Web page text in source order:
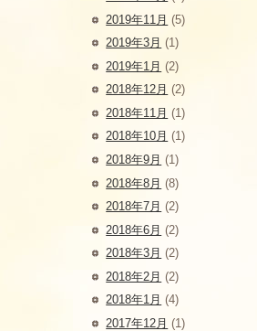
2019年11月 (5)
2019年3月 (1)
2019年1月 (2)
2018年12月 (2)
2018年11月 (1)
2018年10月 (1)
2018年9月 (1)
2018年8月 (8)
2018年7月 (2)
2018年6月 (2)
2018年3月 (2)
2018年2月 (2)
2018年1月 (4)
2017年12月 (1)